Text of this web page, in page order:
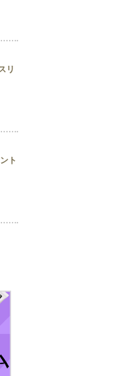
リ
ト